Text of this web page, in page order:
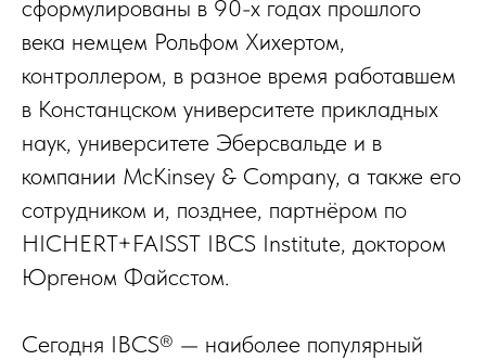
сформулированы в 90-х годах прошлого
века немцем Рольфом Хихертом,
контроллером, в разное время работавшем
в Констанцском университете прикладных
наук, университете Эберсвальде и в
компании McKinsey & Company, а также его
сотрудником и, позднее, партнёром по
HICHERT+FAISST IBCS Institute, доктором
Юргеном Файсстом.
Сегодня IBCS® — наиболее популярный